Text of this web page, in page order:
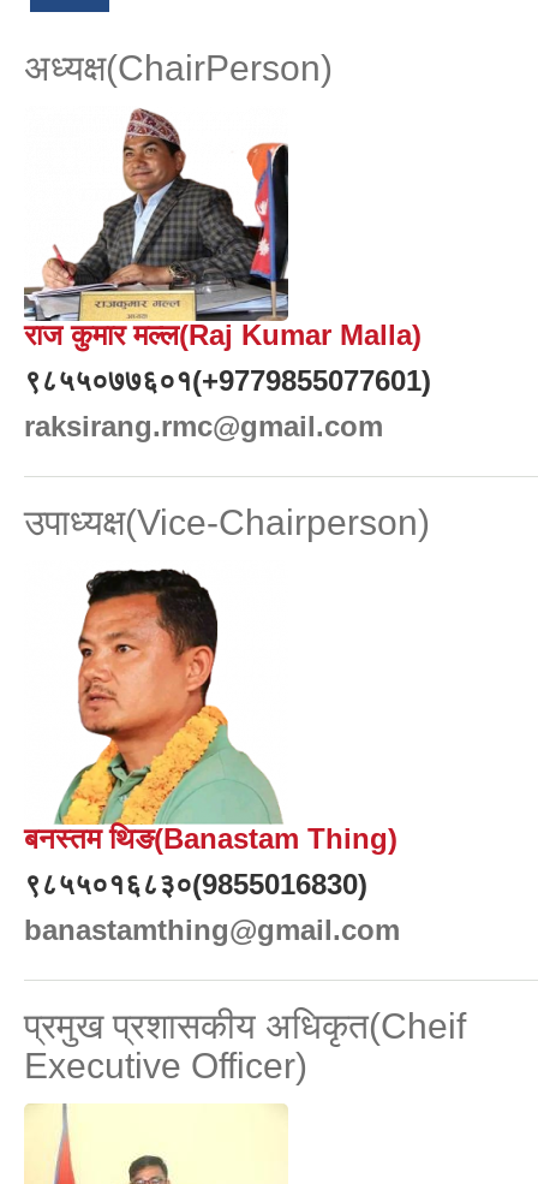
अध्यक्ष(ChairPerson)
राज कुमार मल्ल(Raj Kumar Malla)
९८५५०७७६०१(+9779855077601)
raksirang.rmc@gmail.com
उपाध्यक्ष(Vice-Chairperson)
बनस्तम थिङ(Banastam Thing)
९८५५०१६८३०(9855016830)
banastamthing@gmail.com
प्रमुख प्रशासकीय अधिकृत(Cheif
Executive Officer)